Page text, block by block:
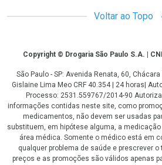
Voltar ao Topo
CopyrightCopyright © Drogaria São Paulo S.A. |
São Paulo - SP: Avenida Renata, 60,
Gislaine Lima Meo CRF 40.354 | 24 horas|
Processo: 2531.559767/2014-90
informações contidas neste site, como
medicamentos, não devem ser usadas
substituem, em hipótese alguma, a
área médica. Somente o médico está em
qualquer problema de saúde e prescrever
preços e as promoções são válidos apenas